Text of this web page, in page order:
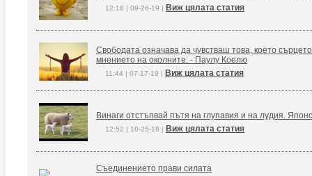
12:18 | 09-26-19 | Виж цялата статия
Свободата означава да чувстваш това, което
мнението на околните. - Паулу Коелю
11:44 | 07-17-19 | Виж цялата статия
Винаги отстъпвай пътя на глупавия и на лудия.
12:52 | 10-25-18 | Виж цялата статия
Съединението прави силата